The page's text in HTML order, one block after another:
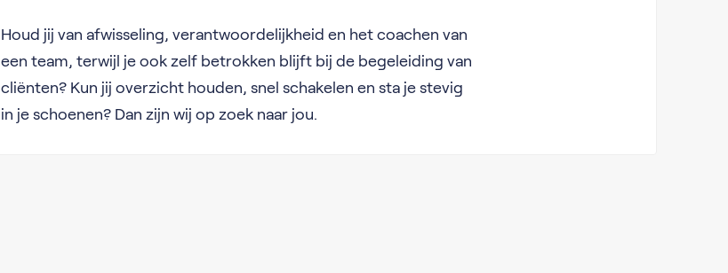
Houd jij van afwisseling, verantwoordelijkheid en het coachen van
een team, terwijl je ook zelf betrokken blijft bij de begeleiding van
cliënten? Kun jij overzicht houden, snel schakelen en sta je stevig
in je schoenen? Dan zijn wij op zoek naar jou.